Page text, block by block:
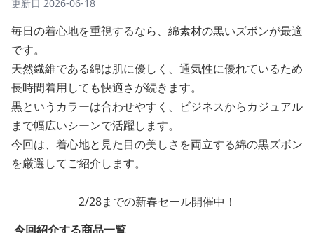
更新日 2026-06-18
毎日の着心地を重視するなら、綿素材の黒いズボンが最適
です。
天然繊維である綿は肌に優しく、通気性に優れているため
長時間着用しても快適さが続きます。
黒というカラーは合わせやすく、ビジネスからカジュアル
まで幅広いシーンで活躍します。
今回は、着心地と見た目の美しさを両立する綿の黒ズボン
を厳選してご紹介します。
2/28までの新春セール開催中！
今回紹介する商品一覧